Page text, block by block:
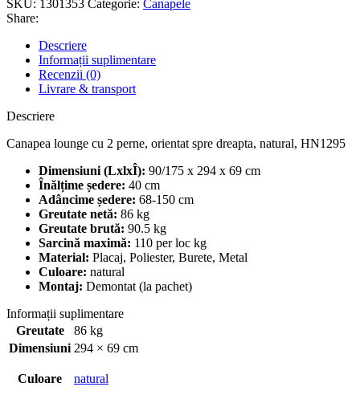
SKU: 1301353 Categorie: Canapele
Share:
Descriere
Informații suplimentare
Recenzii (0)
Livrare & transport
Descriere
Canapea lounge cu 2 perne, orientat spre dreapta, natural, HN1295
Dimensiuni (LxlxÎ): 90/175 x 294 x 69 cm
Înălțime ședere: 40 cm
Adâncime ședere: 68-150 cm
Greutate netă: 86 kg
Greutate brută: 90.5 kg
Sarcină maximă: 110 per loc kg
Material: Placaj, Poliester, Burete, Metal
Culoare: natural
Montaj: Demontat (la pachet)
Informații suplimentare
Greutate
86 kg
Dimensiuni 294 × 69 cm
Culoare natural